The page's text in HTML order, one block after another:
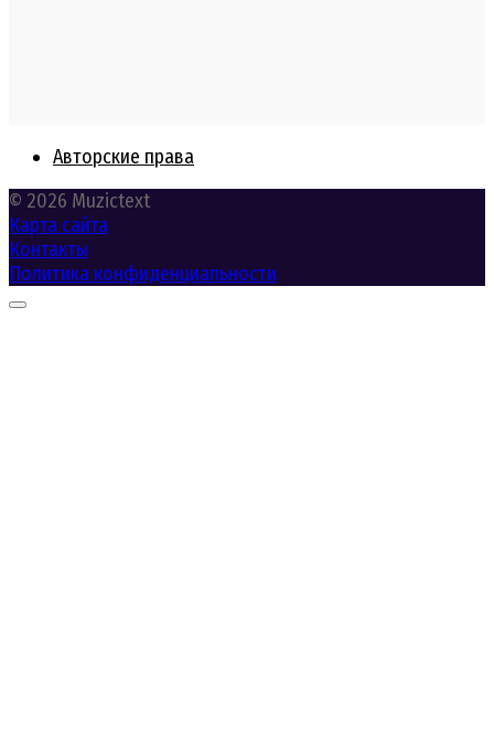
Авторские права
© 2026 Muzictext
Карта сайта
Контакты
Политика конфиденциальности